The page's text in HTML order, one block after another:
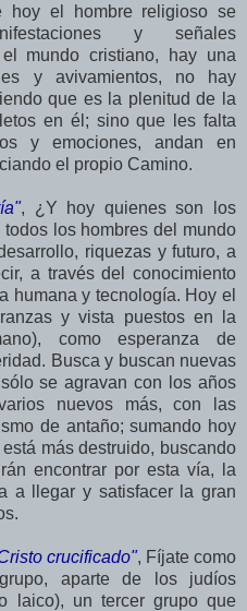
hoy el hombre religioso se
y señales
mundo cristiano, hay una
y avivamientos, no hay
que es la plenitud de la
en él; sino que les falta
y emociones, andan en
el propio Camino.
, ¿Y hoy quienes son los
los hombres del mundo
riquezas y futuro, a
a través del conocimiento
humana y tecnología. Hoy el
y vista puestos en la
como esperanza de
Busca y buscan nuevas
se agravan con los años
nuevos más, con las
de antaño; sumando hoy
más destruido, buscando
encontrar por esta vía, la
a llegar y satisfacer la gran
crucificado", Fíjate como
aparte de los judíos
laico), un tercer grupo que